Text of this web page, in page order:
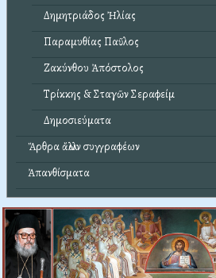
Δημητριάδος Ἠλίας
Παραμυθίας Παῦλος
Ζακύνθου Ἀπόστολος
Τρίκκης & Σταγῶν Σεραφείμ
Δημοσιεύματα
Ἄρθρα ἄλλων συγγραφέων
Ἀπανθίσματα